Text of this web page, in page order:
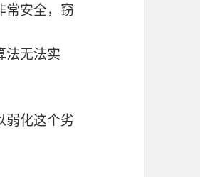
常安全，窃
法无法实
弱化这个劣